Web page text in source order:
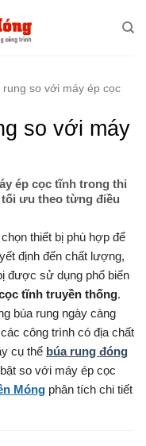
so với máy ép cọc
so với máy
ép cọc tĩnh trong thi
ưu theo từng điều
thiết bị phù hợp để
định đến chất lượng,
được sử dụng phổ biến
tĩnh truyền thống.
búa rung ngày càng
công trình có địa chất
cụ thể búa rung đóng
so với máy ép cọc
Móng phân tích chi tiết